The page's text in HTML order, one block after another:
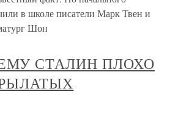
в школе писатели Марк Твен и
Шон
СТАЛИН ПЛОХО